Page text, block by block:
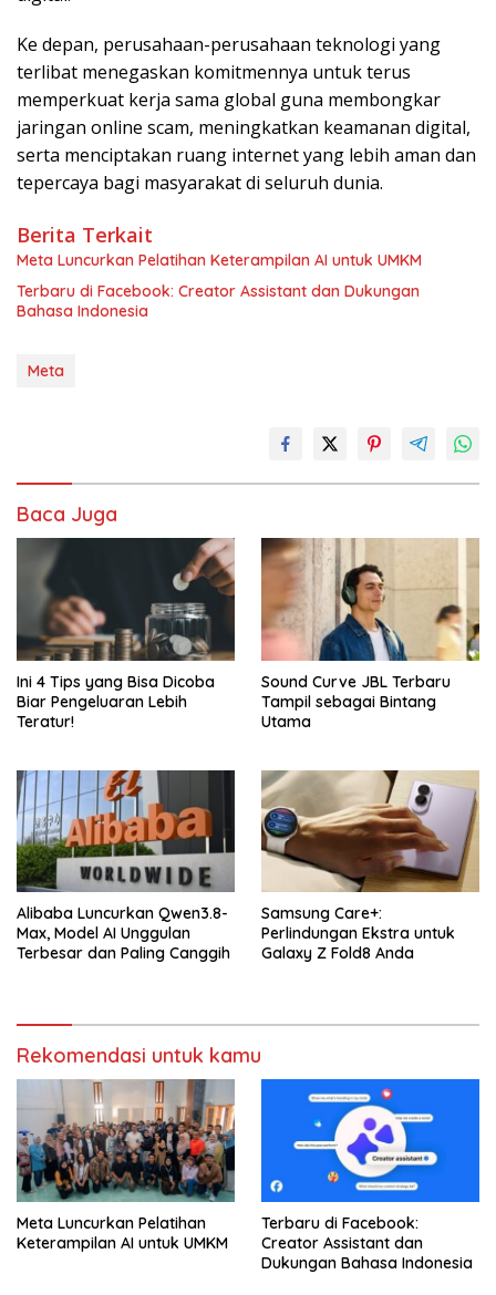
Ke depan, perusahaan-perusahaan teknologi yang
terlibat menegaskan komitmennya untuk terus
memperkuat kerja sama global guna membongkar
jaringan online scam, meningkatkan keamanan digital,
serta menciptakan ruang internet yang lebih aman dan
tepercaya bagi masyarakat di seluruh dunia.
Berita Terkait
Meta Luncurkan Pelatihan Keterampilan AI untuk UMKM
Terbaru di Facebook: Creator Assistant dan Dukungan
Bahasa Indonesia
Meta
Baca Juga
Ini 4 Tips yang Bisa Dicoba
Biar Pengeluaran Lebih
Teratur!
Sound Curve JBL Terbaru
Tampil sebagai Bintang
Utama
Alibaba Luncurkan Qwen3.8-
Max, Model AI Unggulan
Terbesar dan Paling Canggih
Samsung Care+:
Perlindungan Ekstra untuk
Galaxy Z Fold8 Anda
Rekomendasi untuk kamu
Meta Luncurkan Pelatihan
Keterampilan AI untuk UMKM
Terbaru di Facebook:
Creator Assistant dan
Dukungan Bahasa Indonesia